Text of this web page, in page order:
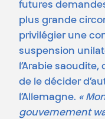
futures
plus grande
privilégier une
suspension
l’Arabie
de le décider
l’Allemagne. «
gouvernement